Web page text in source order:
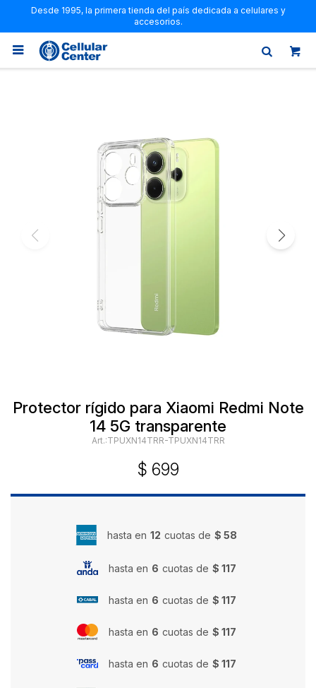
Desde 1995, la primera tienda del país dedicada a celulares y
accesorios.

Protector rígido para Xiaomi Redmi Note
14 5G transparente
TPUXN14TRR-TPUXN14TRR
$ 699
hasta en 12 cuotas de $ 58
hasta en 6 cuotas de $ 117
hasta en 6 cuotas de $ 117
hasta en 6 cuotas de $ 117
hasta en 6 cuotas de $ 117